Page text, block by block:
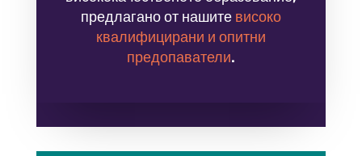
предлагано от нашите високо
квалифицирани и опитни
предопаватели.